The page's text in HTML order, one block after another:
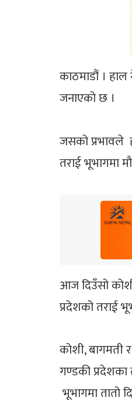
काठमाडौं । हाल
जनाएको छ ।
जसको प्रभावले
तराई भूभागमा
आज दिउँसो
प्रदेशको तराई
कोशी, बागमती
गण्डकी प्रदेशका
भूभागमा तातो